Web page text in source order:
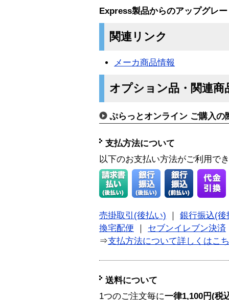
Express製品からのアップグレ
関連リンク
メーカ商品情報
オプション品・関連商
ぷらっとオンライン ご購入の
支払方法について
以下のお支払い方法がご利用で
売掛取引(後払い)
銀行振込(後
換宅配便
セブンイレブン決済
⇒支払方法について詳しくはこ
送料について
1つのご注文毎に一律1,100円(税